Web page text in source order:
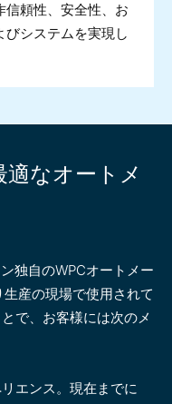
信頼性、安全性、お
びシステムを実現し
なオートメ
独自のWPCオートメー
産の現場で使用されて
で、お客様には次のメ
エンス。現在までに